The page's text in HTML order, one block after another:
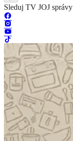
Sleduj TV JOJ správy